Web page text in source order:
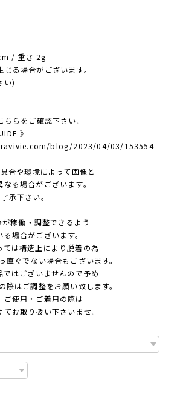
/ 重さ 2g
る場合がございます。
)
らをご確認下さい。
》
blog/2023/04/03/153554
合や環境によって画像と
る場合がございます。
下さい。
稼働・調整できるよう
場合がございます。
は構造上により脱着の為
ぐでない場合もございます。
はございませんので予め
はご調整をお願い致します。
使用・ご着用の際は
お取り扱い下さいませ。